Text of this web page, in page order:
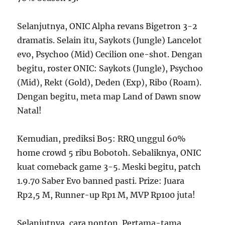
Selanjutnya, ONIC Alpha revans Bigetron 3-2
dramatis. Selain itu, Saykots (Jungle) Lancelot
evo, Psychoo (Mid) Cecilion one-shot. Dengan
begitu, roster ONIC: Saykots (Jungle), Psychoo
(Mid), Rekt (Gold), Deden (Exp), Ribo (Roam).
Dengan begitu, meta map Land of Dawn snow
Natal!
Kemudian, prediksi Bo5: RRQ unggul 60%
home crowd 5 ribu Bobotoh. Sebaliknya, ONIC
kuat comeback game 3-5. Meski begitu, patch
1.9.70 Saber Evo banned pasti. Prize: Juara
Rp2,5 M, Runner-up Rp1 M, MVP Rp100 juta!
Selanjutnya, cara nonton. Pertama-tama,